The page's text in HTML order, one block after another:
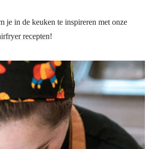
je in de keuken te inspireren met onze
recepten!